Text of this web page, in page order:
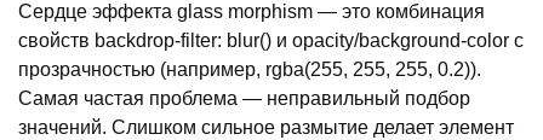
Сердце эффекта glass morphism — это комбинация
свойств backdrop-filter: blur() и opacity/background-color с
прозрачностью (например, rgba(255, 255, 255, 0.2)).
Самая частая проблема — неправильный подбор
значений. Слишком сильное размытие делает элемент